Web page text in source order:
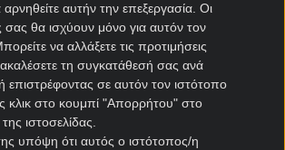
αυτήν την επεξεργασία. Οι
σας θα ισχύουν μόνο για αυτόν τον
να αλλάξετε τις προτιμήσεις
τη συγκατάθεσή σας ανά
επιστρέφοντας σε αυτόν τον ιστότοπο
κλικ στο κουμπί "Απορρήτου" στο
ιστοσελίδας.
υπόψη ότι αυτός ο ιστότοπος/η
μεταγραφές
μεταγραφές
μεταγραφές